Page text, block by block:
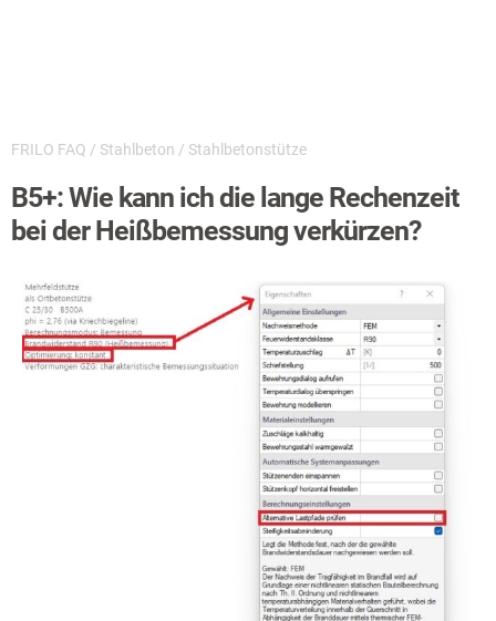
FRILO FAQ / Stahlbeton / Stahlbetonstütze
B5+: Wie kann ich die lange Rechenzeit
bei der Heißbemessung verkürzen?